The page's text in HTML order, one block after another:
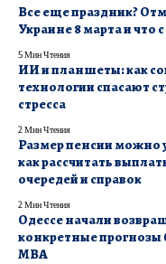
Все еще праздник?
Украине 8 марта и что
5 Мин Чтения
ИИ и планшеты: как
технологии спасают
стресса
2 Мин Чтения
Размер пенсии можно
как рассчитать
очередей и справок
2 Мин Чтения
Одессе начали
конкретные прогнозы
МВА